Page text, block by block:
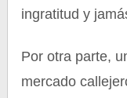
ingratitud y
Por otra parte,
mercado